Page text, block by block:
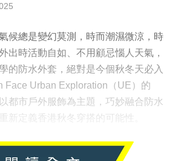
候總是變幻莫測，時而潮濕微涼，時
出時活動自如、不用顧忌惱人天氣，
的防水外套，絕對是今個秋冬天必入
Face Urban Exploration（UE）的
都市戶外服飾為主題，巧妙融合防水
新定義香港秋冬穿搭的可能性。